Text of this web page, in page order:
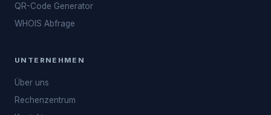
QR-Code Generator
WHOIS Abfrage
UNTERNEHMEN
Über uns
Rechenzentrum